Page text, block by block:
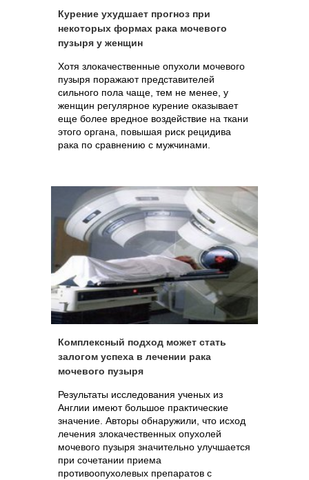
Курение ухудшает прогноз при
некоторых формах рака мочевого
пузыря у женщин
Хотя злокачественные опухоли мочевого
пузыря поражают представителей
сильного пола чаще, тем не менее, у
женщин регулярное курение оказывает
еще более вредное воздействие на ткани
этого органа, повышая риск рецидива
рака по сравнению с мужчинами.
Комплексный подход может стать
залогом успеха в лечении рака
мочевого пузыря
Результаты исследования ученых из
Англии имеют большое практические
значение. Авторы обнаружили, что исход
лечения злокачественных опухолей
мочевого пузыря значительно улучшается
при сочетании приема
противоопухолевых препаратов с